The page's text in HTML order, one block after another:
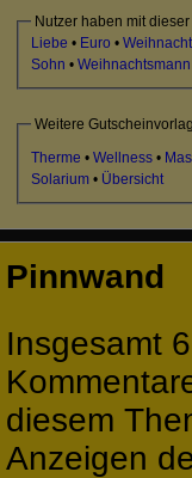
Nutzer haben mit
Liebe • Euro •
Sohn • Weihnachtsmann
Weitere
Therme • Wellness •
Solarium • Übersicht
Pinnwand
Insgesamt
diesem
Anzeigen